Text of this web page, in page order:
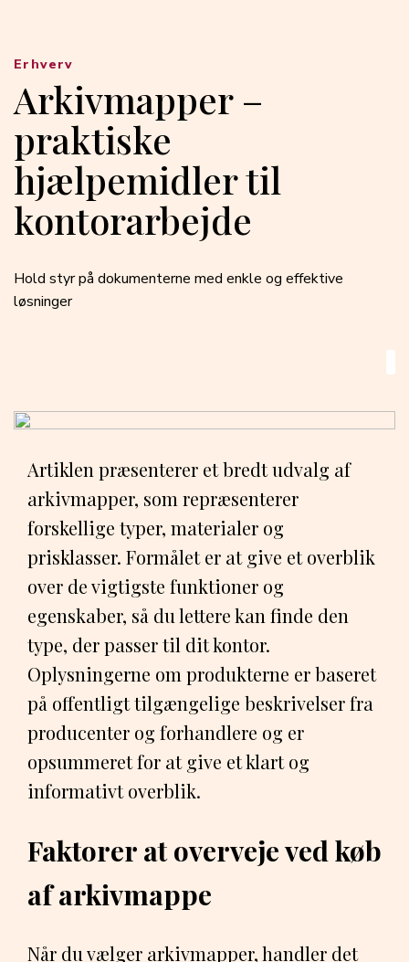
Arkivmapper –
praktiske
hjælpemidler til
kontorarbejde
Hold styr på dokumenterne med enkle og effektive
løsninger
Erhverv
Artiklen præsenterer et bredt udvalg af
arkivmapper, som repræsenterer
forskellige typer, materialer og
prisklasser. Formålet er at give et overblik
over de vigtigste funktioner og
egenskaber, så du lettere kan finde den
type, der passer til dit kontor.
Oplysningerne om produkterne er baseret
på offentligt tilgængelige beskrivelser fra
producenter og forhandlere og er
opsummeret for at give et klart og
informativt overblik.
Faktorer at overveje ved køb
af arkivmappe
Når du vælger arkivmapper, handler det